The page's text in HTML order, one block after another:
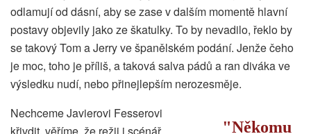
odlamují od dásní, aby se zase v dalším momentě hlavní
postavy objevily jako ze škatulky. To by nevadilo, řeklo by
se takový Tom a Jerry ve španělském podání. Jenže čeho
je moc, toho je příliš, a taková salva pádů a ran diváka ve
výsledku nudí, nebo přinejlepším nerozesměje.
Někomu
Nechceme Javierovi Fesserovi